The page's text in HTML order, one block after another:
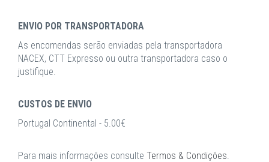
ENVIO POR TRANSPORTADORA
As encomendas serão enviadas pela transportadora
NACEX, CTT Expresso ou outra transportadora caso o
justifique.
CUSTOS DE ENVIO
Portugal Continental - 5.00€
Para mais informações consulte Termos & Condições.